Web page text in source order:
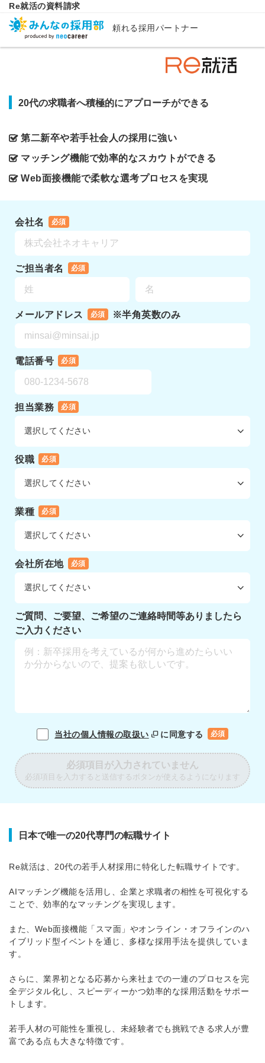
Re就活の資料請求
頼れる採用パートナー
20代の求職者へ積極的にアプローチができる
第二新卒や若手社会人の採用に強い
マッチング機能で効率的なスカウトができる
Web面接機能で柔軟な選考プロセスを実現
会社名 必須
ご担当者名 必須
メールアドレス 必須 ※半角英数のみ
電話番号 必須
担当業務 必須
役職 必須
業種 必須
会社所在地 必須
ご質問、ご要望、ご希望のご連絡時間等ありましたら
ご入力ください
当社の個人情報の取扱い に同意する 必須
必須項目が入力されていません
必須項目を入力すると送信するボタンが使えるようになります
日本で唯一の20代専門の転職サイト
Re就活は、20代の若手人材採用に特化した転職サイトです。
AIマッチング機能を活用し、企業と求職者の相性を可視化する
ことで、効率的なマッチングを実現します。
また、Web面接機能「スマ面」やオンライン・オフラインのハ
イブリッド型イベントを通じ、多様な採用手法を提供していま
す。
さらに、業界初となる応募から来社までの一連のプロセスを完
全デジタル化し、スピーディーかつ効率的な採用活動をサポー
トします。
若手人材の可能性を重視し、未経験者でも挑戦できる求人が豊
富である点も大きな特徴です。